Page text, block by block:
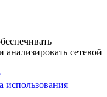
сетевой
использования